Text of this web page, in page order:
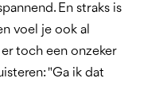
En straks is
voel je ook al
toch een onzeker
"Ga ik dat